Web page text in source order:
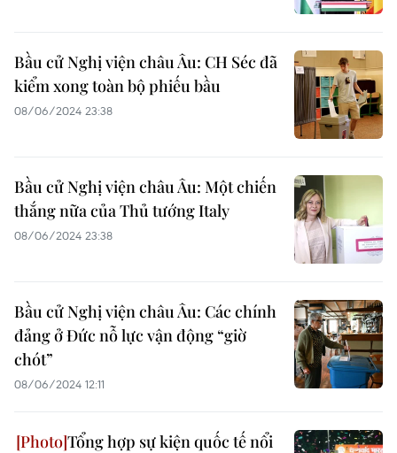
Bầu cử Nghị viện châu Âu: CH Séc đã
kiểm xong toàn bộ phiếu bầu
08/06/2024 23:38
Bầu cử Nghị viện châu Âu: Một chiến
thắng nữa của Thủ tướng Italy
08/06/2024 23:38
Bầu cử Nghị viện châu Âu: Các chính
đảng ở Đức nỗ lực vận động “giờ
chót”
08/06/2024 12:11
Tổng hợp sự kiện quốc tế nổi